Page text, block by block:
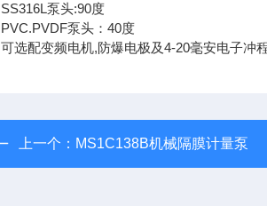
SS316L泵头:90度
PVC.PVDF泵头：40度
可选配变频电机,防爆电极及4-20毫安电子冲
上一个： MS1C138B机械隔膜计量泵